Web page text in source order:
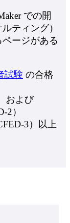
での開
ティング）
ージがある
試験 の合格
および
2）
3）以上